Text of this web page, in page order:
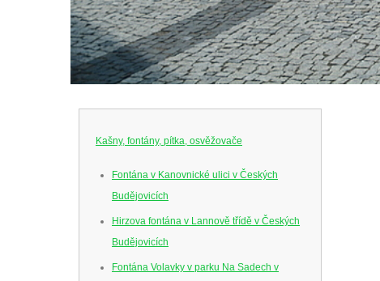
Kašny, fontány, pítka, osvěžovače
Fontána v Kanovnické ulici v Českých
Budějovicích
Hirzova fontána v Lannově třídě v Českých
Budějovicích
Fontána Volavky v parku Na Sadech v